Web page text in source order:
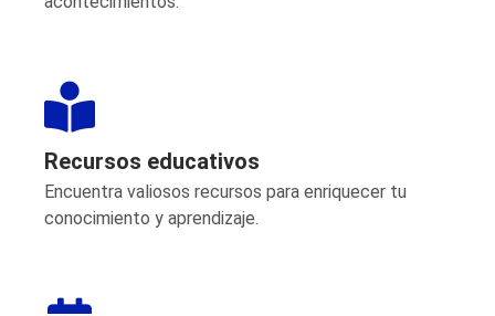
Recursos educativos
Encuentra valiosos recursos para enriquecer tu
conocimiento y aprendizaje.